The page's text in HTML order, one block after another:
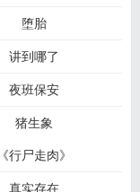
堕胎
讲到哪了
夜班保安
猪生象
《行尸走肉》
真实存在